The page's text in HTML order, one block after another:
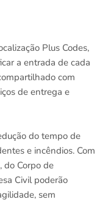
Plus Codes,
a entrada de cada
com
de entrega e
do tempo de
e incêndios. Com
do Corpo de
Civil poderão
sem